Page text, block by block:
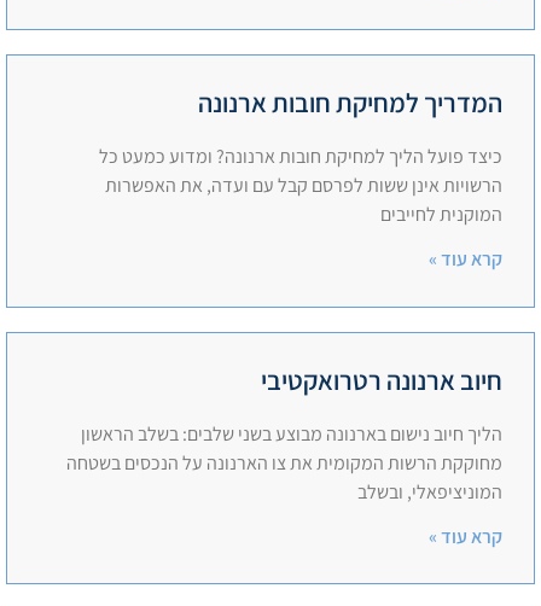
המדריך למחיקת חובות ארנונה
כיצד פועל הליך למחיקת חובות ארנונה? ומדוע כמעט כל
הרשויות אינן ששות לפרסם קבל עם ועדה, את האפשרות
המוקנית לחייבים
קרא עוד »
חיוב ארנונה רטרואקטיבי
הליך חיוב נישום בארנונה מבוצע בשני שלבים: בשלב הראשון
מחוקקת הרשות המקומית את צו הארנונה על הנכסים בשטחה
המוניציפאלי, ובשלב
קרא עוד »